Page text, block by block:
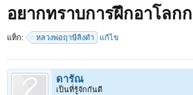
อยากทราบการฝึกอาโลก
แท็ก: หลวงพ่อฤาษีลิงดำ แก้ไข
ดารัณ
เป็นที่รู้จักกันดี